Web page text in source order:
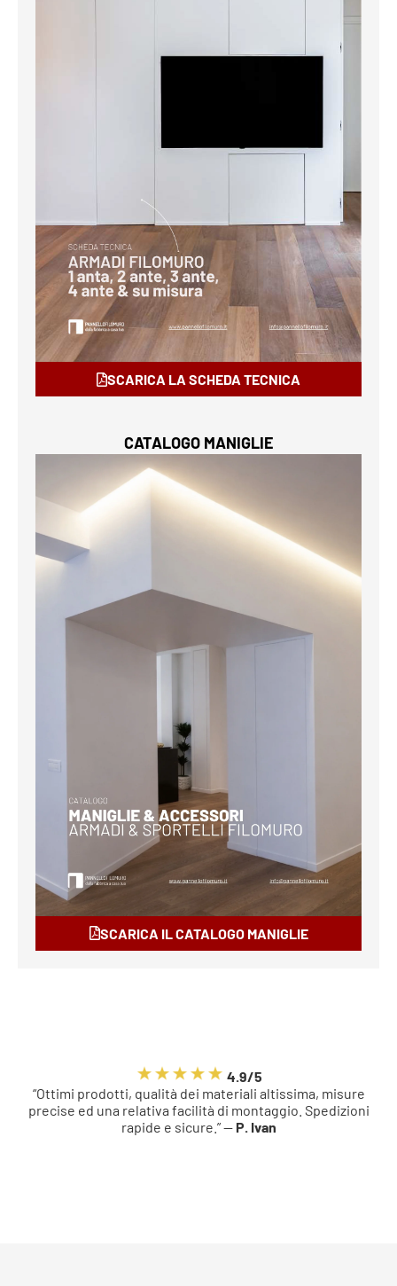
SCARICA LA SCHEDA TECNICA
CATALOGO MANIGLIE
SCARICA IL CATALOGO MANIGLIE
4.9/5
“Ottimi prodotti, qualità dei materiali altissima, misure
precise ed una relativa facilità di montaggio. Spedizioni
rapide e sicure.” — P. Ivan